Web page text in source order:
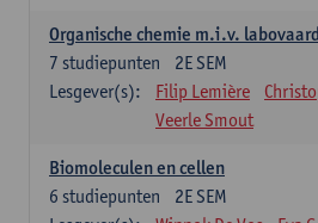
Organische chemie m.i.v.
2E SEM
7 studiepunten
Lesgever(s):
Filip Lemière
Veerle Smout
Biomoleculen en cellen
2E SEM
6 studiepunten